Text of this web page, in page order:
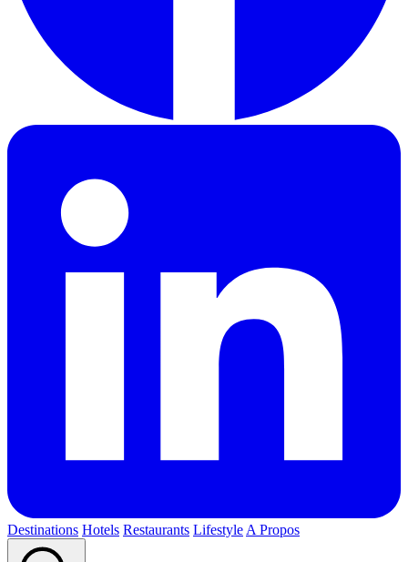
Destinations Hotels Restaurants Lifestyle A Propos